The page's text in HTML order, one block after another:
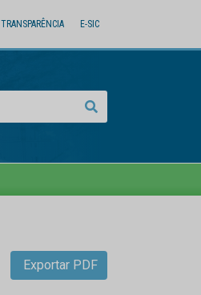
TRANSPARÊNCIA E-SIC
Exportar PDF